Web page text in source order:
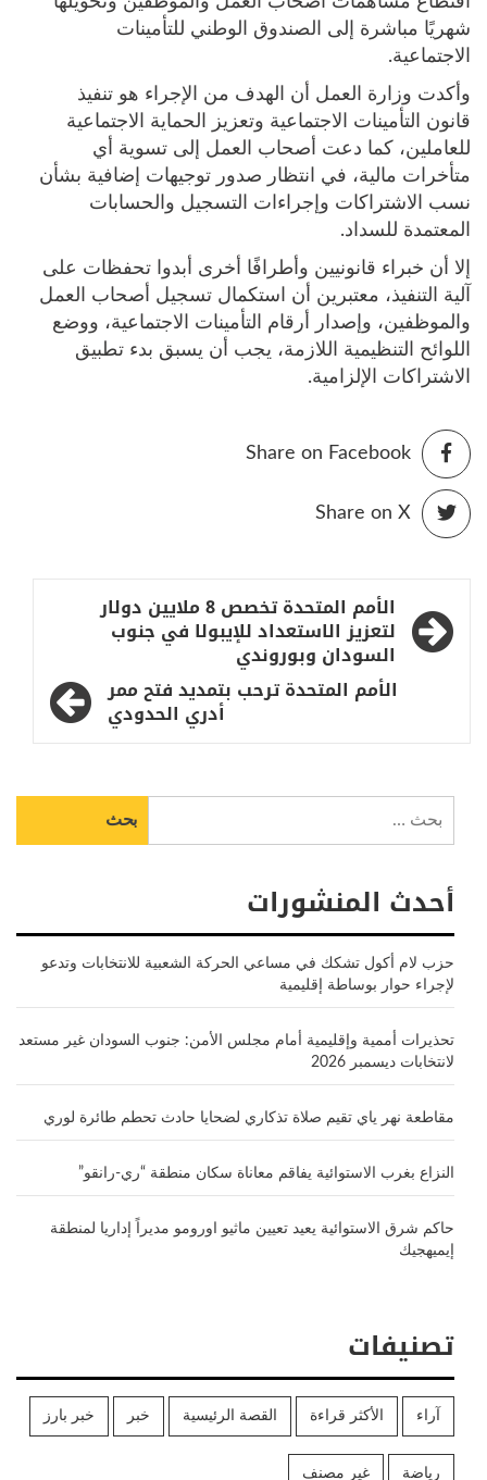
شهريًا مباشرة إلى الصندوق الوطني للتأمينات
الاجتماعية.
وأكدت وزارة العمل أن الهدف من الإجراء هو تنفيذ
قانون التأمينات الاجتماعية وتعزيز الحماية الاجتماعية
للعاملين، كما دعت أصحاب العمل إلى تسوية أي
متأخرات مالية، في انتظار صدور توجيهات إضافية بشأن
نسب الاشتراكات وإجراءات التسجيل والحسابات
المعتمدة للسداد.
إلا أن خبراء قانونيين وأطرافًا أخرى أبدوا تحفظات على
آلية التنفيذ، معتبرين أن استكمال تسجيل أصحاب العمل
والموظفين، وإصدار أرقام التأمينات الاجتماعية، ووضع
اللوائح التنظيمية اللازمة، يجب أن يسبق بدء تطبيق
الاشتراكات الإلزامية.
Share on Facebook
Share on X
تصفّح
المقالات
الأمم المتحدة تخصص 8 ملايين دولار
لتعزيز الاستعداد للإيبولا في جنوب
السودان وبوروندي
الأمم المتحدة ترحب بتمديد فتح ممر
أدري الحدودي
عن:
أحدث المنشورات
حزب لام أكول تشكك في مساعي الحركة الشعبية للانتخابات وتدعو
لإجراء حوار بوساطة إقليمية
تحذيرات أممية وإقليمية أمام مجلس الأمن: جنوب السودان غير مستعد
لانتخابات ديسمبر 2026
مقاطعة نهر ياي تقيم صلاة تذكاري لضحايا حادث تحطم طائرة لوري
النزاع بغرب الاستوائية يفاقم معاناة سكان منطقة “ري-رانقو”
حاكم شرق الاستوائية يعيد تعيين ماثيو اورومو مديراً إداريا لمنطقة
إيميهجيك
تصنيفات
آراء الأكثر قراءة القصة الرئيسية خبر خبر بارز
رياضة غير مصنف